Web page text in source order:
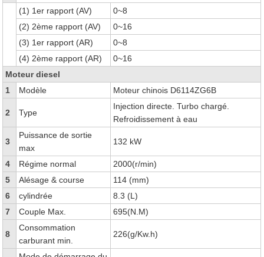
(1) 1er rapport (AV)
0~8
(2) 2ème rapport (AV)
0~16
(3) 1er rapport (AR)
0~8
(4) 2ème rapport (AR)
0~16
Moteur diesel
1
Modèle Moteur chinois D6114ZG6B
2 Type
Injection directe. Turbo chargé.
Refroidissement à eau
3
Puissance de sortie
max
132 kW
4 Régime normal
2000(r/min)
5
Alésage & course
114 (mm)
6
cylindrée
8.3 (L)
7
Couple Max. 695(N.M)
8
Consommation
carburant min.
226(g/Kw.h)